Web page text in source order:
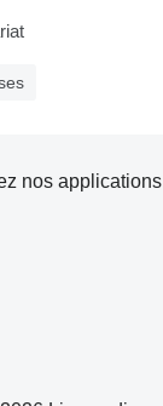
nos applications